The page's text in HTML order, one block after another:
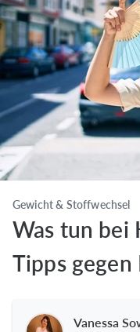
Gewicht & Stoffwechsel
Was tun bei
Tipps gegen
Vanessa